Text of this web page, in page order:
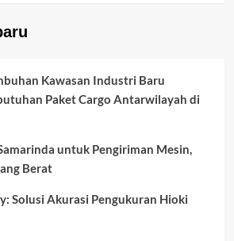
Kawasan Industri Baru
Paket Cargo Antarwilayah di
untuk Pengiriman Mesin,
Berat
Solusi Akurasi Pengukuran Hioki